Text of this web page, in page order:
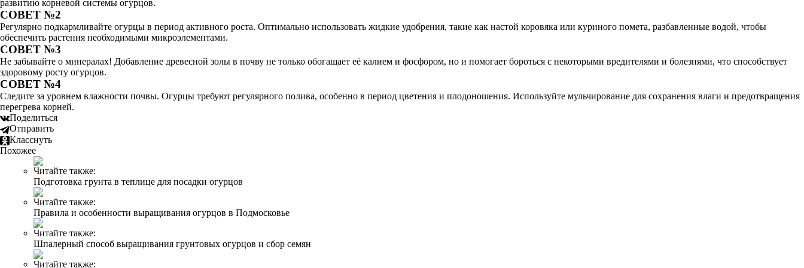
развитию корневой системы огурцов.
СОВЕТ №2
Регулярно подкармливайте огурцы в период активного роста. Оптимально использовать жидкие удобрения, такие как настой коровяка или куриного помета, разбавленные водой, чтобы
обеспечить растения необходимыми микроэлементами.
СОВЕТ №3
Не забывайте о минералах! Добавление древесной золы в почву не только обогащает её калием и фосфором, но и помогает бороться с некоторыми вредителями и болезнями, что способствует
здоровому росту огурцов.
СОВЕТ №4
Следите за уровнем влажности почвы. Огурцы требуют регулярного полива, особенно в период цветения и плодоношения. Используйте мульчирование для сохранения влаги и предотвращения
перегрева корней.
Поделиться
Отправить
Класснуть
Похожее
Читайте также:
Подготовка грунта в теплице для посадки огурцов
Читайте также:
Правила и особенности выращивания огурцов в Подмосковье
Читайте также:
Шпалерный способ выращивания грунтовых огурцов и сбор семян
Читайте также: